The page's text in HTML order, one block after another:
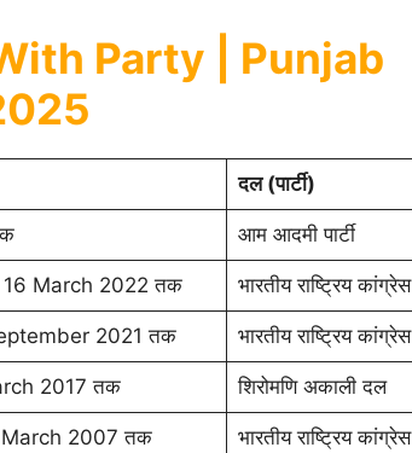
Party | Punjab
दल (पार्टी)
आम आदमी पार्टी
March 2022 तक भारतीय राष्ट्रिय कांग्रेस
2021 तक भारतीय राष्ट्रिय कांग्रेस
2017 तक शिरोमणि अकाली दल
2007 तक भारतीय राष्ट्रिय कांग्रेस